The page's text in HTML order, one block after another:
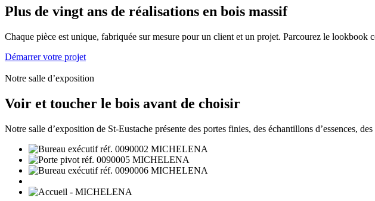
Plus de vingt ans de réalisations en bois massif
Chaque pièce est unique, fabriquée sur mesure pour un client et un projet. Parcourez le lookbook
Démarrer votre projet
Notre salle d’exposition
Voir et toucher le bois avant de choisir
Notre salle d’exposition de St-Eustache présente des portes finies, des échantillons d’essences,